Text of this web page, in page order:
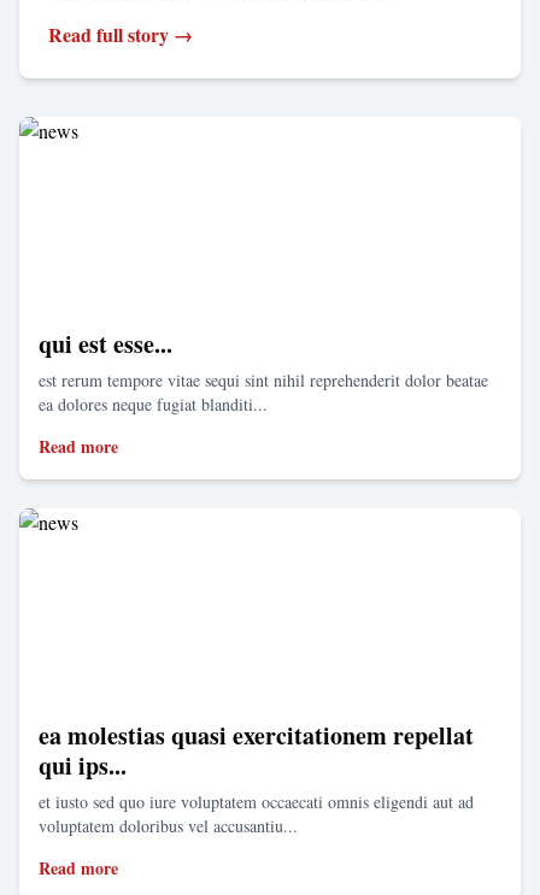
Read full story →
qui est esse...
est rerum tempore vitae sequi sint nihil reprehenderit dolor beatae
ea dolores neque fugiat blanditi...
Read more
ea molestias quasi exercitationem repellat
qui ips...
et iusto sed quo iure voluptatem occaecati omnis eligendi aut ad
voluptatem doloribus vel accusantiu...
Read more